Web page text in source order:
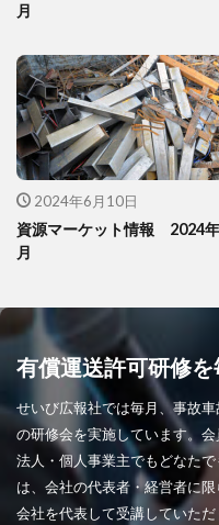
月
2024年6月10日
資源マーケット情報 2024
月
有償運送許可研修
せいび広報社では毎月、事故
の研修会を実施しています。
法人・個人事業主でもどなた
は、会社の代表者・経営者に
会社を代表して受講していただ